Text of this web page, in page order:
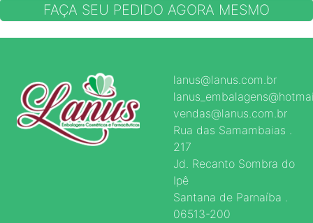
FAÇA SEU PEDIDO AGORA MESMO
lanus@lanus.com.br
vendas@lanus.com.br
Rua das Samambaias .
217
Jd. Recanto Sombra do
Ipê
Santana de Parnaíba .
06513-200